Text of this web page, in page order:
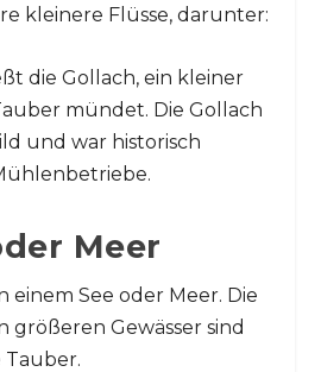
kleinere Flüsse, darunter:
die Gollach, ein kleiner
mündet. Die Gollach
und war historisch
Meer
einem See oder Meer. Die
größeren Gewässer sind
Tauber.